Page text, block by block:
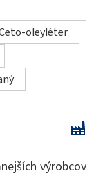
oleyléter
výrobcov